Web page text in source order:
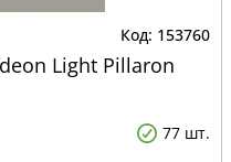
153760
Light Pillaron
77 шт.